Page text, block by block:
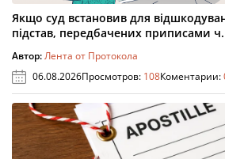
Якщо суд встановив для
підстав, передбачених приписами
Автор:Лента от Протокола
06.08.2026Просмотров: 108Коментарии: